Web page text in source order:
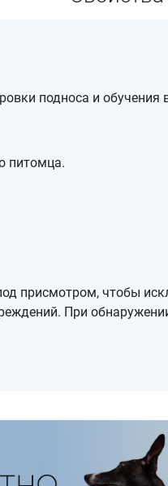
подноса и
питомца.
присмотром, чтобы
При